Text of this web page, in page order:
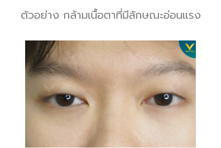
ตัวอย่าง กล้ามเนื้อตาที่มีลักษณะอ่อนแรง